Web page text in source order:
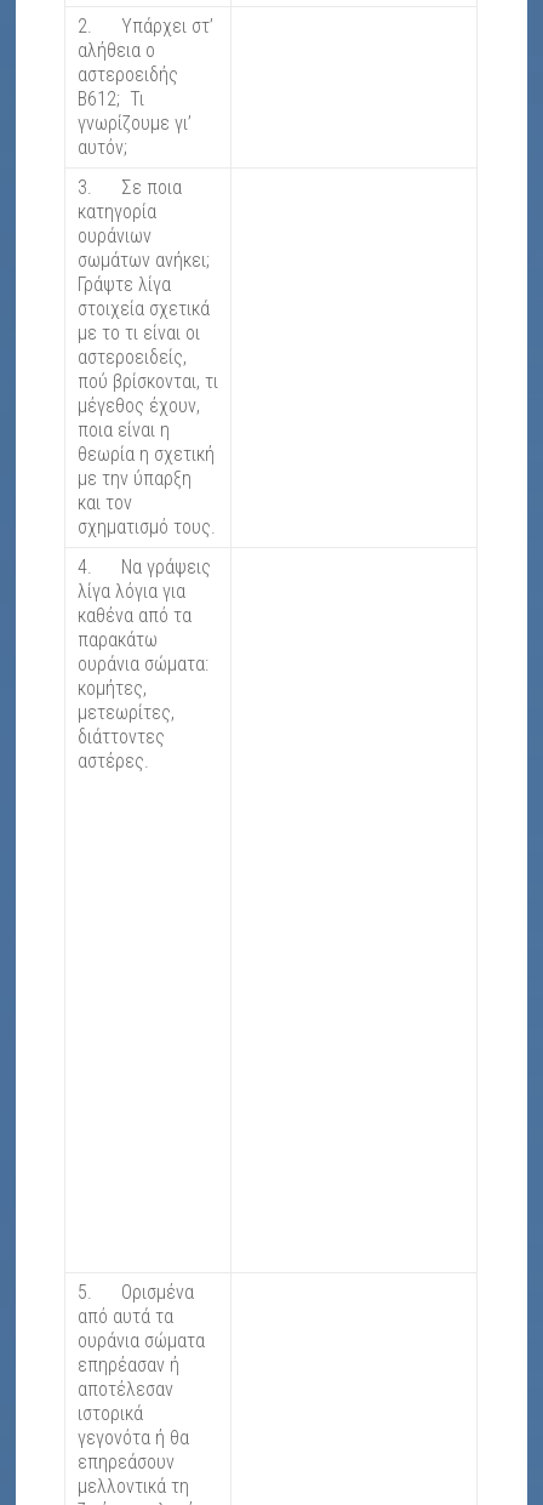
2. Υπάρχει στ’
αλήθεια ο
αστεροειδής
Β612; Τι
γνωρίζουμε γι’
αυτόν;
3. Σε ποια
κατηγορία
ουράνιων
σωμάτων ανήκει;
Γράψτε λίγα
στοιχεία σχετικά
με το τι είναι οι
αστεροειδείς,
πού βρίσκονται, τι
μέγεθος έχουν,
ποια είναι η
θεωρία η σχετική
με την ύπαρξη
και τον
σχηματισμό τους.
4. Να γράψεις
λίγα λόγια για
καθένα από τα
παρακάτω
ουράνια σώματα:
κομήτες,
μετεωρίτες,
διάττοντες
αστέρες.
5. Ορισμένα
από αυτά τα
ουράνια σώματα
επηρέασαν ή
αποτέλεσαν
ιστορικά
γεγονότα ή θα
επηρεάσουν
μελλοντικά τη